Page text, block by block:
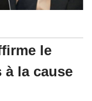
le
la cause